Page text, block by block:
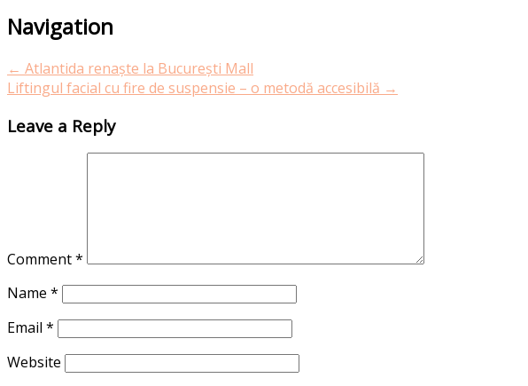
Navigation
← Atlantida renaște la București Mall
Liftingul facial cu fire de suspensie – o metodă accesibilă →
Leave a Reply
Comment*
Name *
Email *
Website